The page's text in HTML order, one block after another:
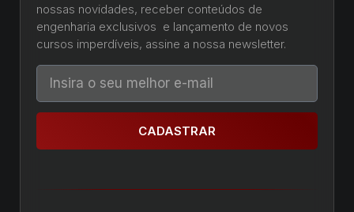
nossas novidades, receber conteúdos de
engenharia exclusivos e lançamento de novos
cursos imperdíveis, assine a nossa newsletter.
CADASTRAR